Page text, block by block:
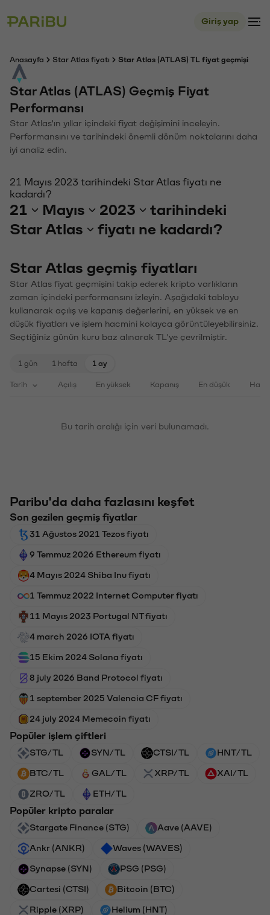
Giriş yap
Anasayfa Star Atlas fiyatı Star Atlas (ATLAS) TL fiyat geçmişi
Star Atlas (ATLAS) Geçmiş Fiyat
Performansı
Star Atlas'ın yıllar içindeki fiyat değişimini inceleyin.
Performansını ve tarihindeki önemli dönüm noktalarını daha
iyi analiz edin.
21 Mayıs 2023 tarihindeki Star Atlas fiyatı ne
kadardı?
21 Mayıs 2023
tarihindeki
Star Atlas
fiyatı ne kadardı?
Star Atlas geçmiş fiyatları
Star Atlas fiyat geçmişini takip ederek kripto varlıkların
zaman içindeki performansını izleyin. Aşağıdaki tabloyu
kullanarak açılış ve kapanış değerlerini, en yüksek ve en
düşük fiyatları ve işlem hacmini kolayca görüntüleyebilirsiniz.
Seçtiğiniz günün kuru baz alınarak TL'ye çevrilmiştir.
1 gün 1 hafta 1 ay
Tarih Açılış En yüksek Kapanış En düşük
Bu tarih aralığı için veri bulunamadı.
Paribu'da daha fazlasını keşfet
Son gezilen geçmiş fiyatlar
31 Ağustos 2021 Tezos fiyatı
9 Temmuz 2026 Ethereum fiyatı
4 Mayıs 2024 Shiba Inu fiyatı
1 Temmuz 2022 Internet Computer fiyatı
11 Mayıs 2023 Portugal NT fiyatı
4 march 2026 IOTA fiyatı
15 Ekim 2024 Solana fiyatı
8 july 2026 Band Protocol fiyatı
1 september 2025 Valencia CF fiyatı
24 july 2024 Memecoin fiyatı
Popüler işlem çiftleri
STG/TL SYN/TL CTSI/TL HNT/TL
BTC/TL GAL/TL XRP/TL XAI/TL
ZRO/TL ETH/TL
Popüler kripto paralar
Stargate Finance (STG) Aave (AAVE)
Ankr (ANKR) Waves (WAVES)
Synapse (SYN) PSG (PSG)
Cartesi (CTSI) Bitcoin (BTC)
Ripple (XRP) Helium (HNT)